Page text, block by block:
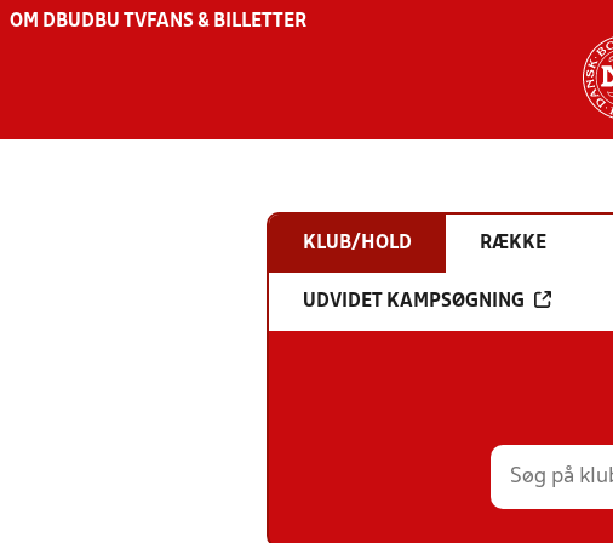
OM DBU DBU TV FANS & BILLETTER
KLUB/HOLD RÆKKE
UDVIDET KAMPSØGNING